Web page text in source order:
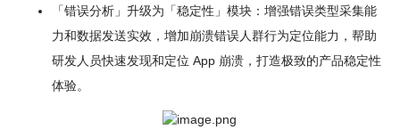
「错误分析」升级为「稳定性」模块：增强错误类型采集能
力和数据发送实效，增加崩溃错误人群行为定位能力，帮助
研发人员快速发现和定位 App 崩溃，打造极致的产品稳定性
体验。